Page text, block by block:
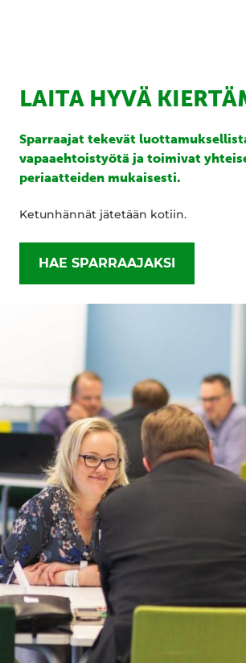
LAITA HYVÄ
Sparraajat tekevät
vapaaehtoistyötä ja toimivat
periaatteiden mukaisesti.
Ketunhännät jätetään kotiin.
HAE SPARRAAJAKSI